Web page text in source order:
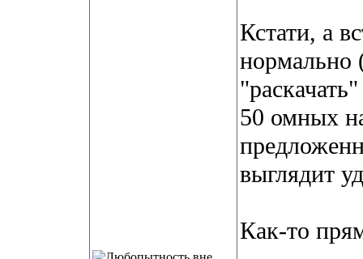
Кстати, а
нормально
50 омных
выглядит
Как-то